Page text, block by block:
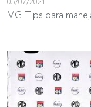
MG Tips para